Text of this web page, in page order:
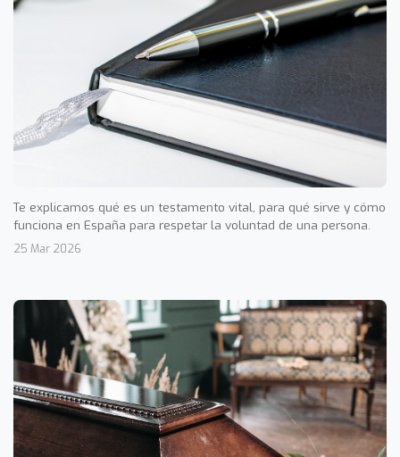
Te explicamos qué es un testamento vital, para qué sirve y cómo
funciona en España para respetar la voluntad de una persona.
25 Mar 2026